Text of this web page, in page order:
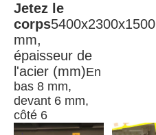
Jetez le
corps5400x2300x1500
mm,
épaisseur de
l'acier (mm)En
bas 8 mm,
devant 6 mm,
côté 6